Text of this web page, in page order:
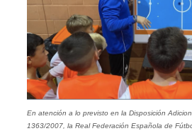
En atención a lo previsto en la Disposición
1363/2007, la Real Federación Española de